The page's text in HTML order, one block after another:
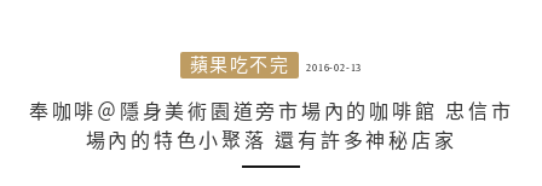
蘋果吃不完 2016-02-13
奉咖啡＠隱身美術園道旁市場內的咖啡館 忠信市
場內的特色小聚落 還有許多神秘店家